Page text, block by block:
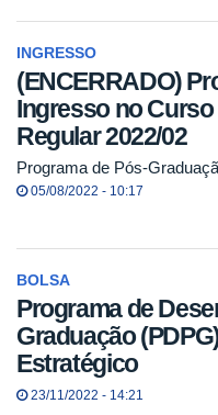
INGRESSO
(ENCERRADO)
Ingresso no
Regular 2022/02
Programa de Pós-
05/08/2022 - 10:17
BOLSA
Programa de
Graduação
Estratégico
23/11/2022 - 14:21